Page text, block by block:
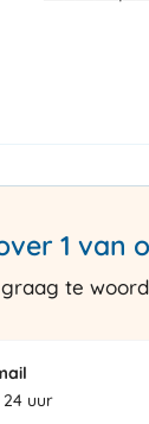
1 van
te
uur